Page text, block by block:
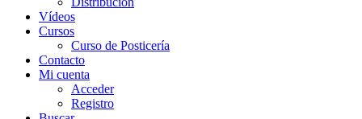
Vídeos
Cursos
Curso de Posticería
Contacto
Mi cuenta
Acceder
Registro